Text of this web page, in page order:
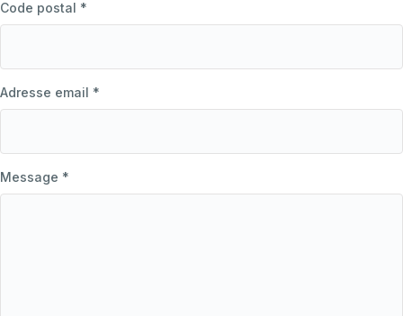
Code postal *
Adresse email *
Message *